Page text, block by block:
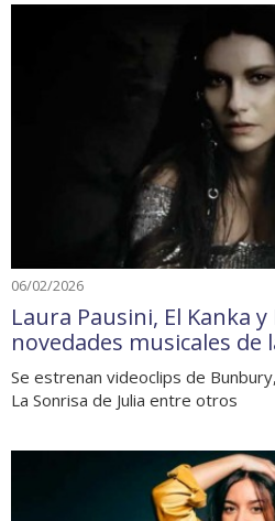
06/02/2026
Laura Pausini, El Kanka y
novedades musicales de
Se estrenan videoclips de
La Sonrisa de Julia entre otros